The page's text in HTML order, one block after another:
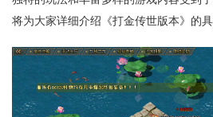
将为大家详细介绍《打金传世版本》的具